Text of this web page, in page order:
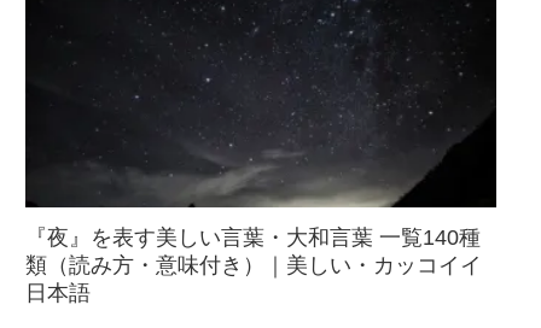
『夜』を表す美しい言葉・大和言葉 一覧140種
類（読み方・意味付き）｜美しい・カッコイイ
日本語